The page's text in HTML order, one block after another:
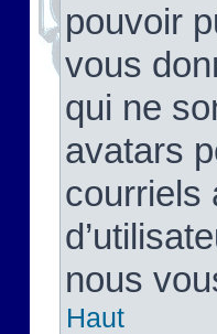
pouvoir
vous
qui ne
avatars
courriels
nous
Haut